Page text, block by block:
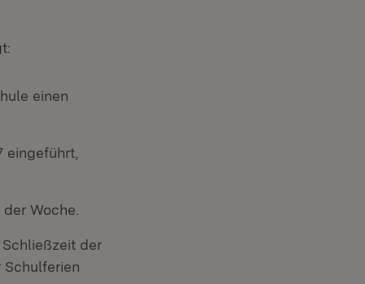
einen
Woche.
der
Schulferien